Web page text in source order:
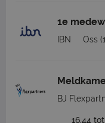
1e
IBN Oss
BJ
16,44